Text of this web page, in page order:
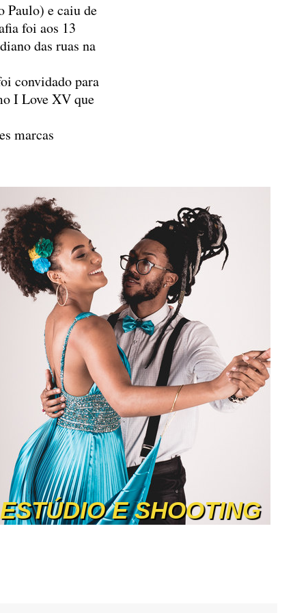
Paulo) e caiu de
foi aos 13
das ruas na
convidado para
I Love XV que
marcas
ESTÚDIO E SHOOTING